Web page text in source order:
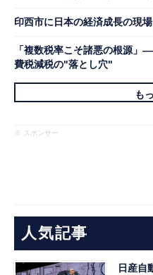
印西市に日本の経済成長の現
「複数税率こそ諸悪の根源
費税減税の"落とし穴"
も
※ スポンサー
人気記事
日産自